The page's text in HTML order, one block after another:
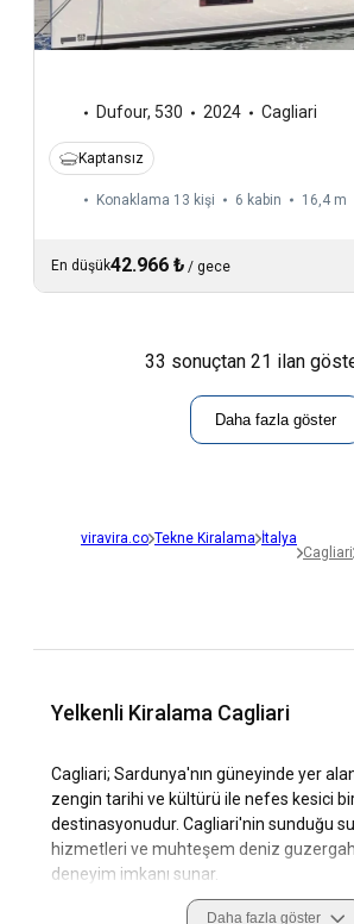
Dufour, 530 2024 Cagliari
Kaptansız
Konaklama 13 kişi 6 kabin 16,4 m
En düşük42.966 ₺ / gece
33 sonuçtan 21 ilan
Daha fazla göster
viravira.co Tekne Kiralama İtalya
Cagliari
Yelkenli Kiralama Cagliari
Cagliari; Sardunya'nın güneyinde yer
zengin tarihi ve kültürü ile nefes kesici
destinasyonudur. Cagliari'nin sunduğu
hizmetleri ve muhteşem deniz
deneyim imkanı sunar.
Daha fazla göster